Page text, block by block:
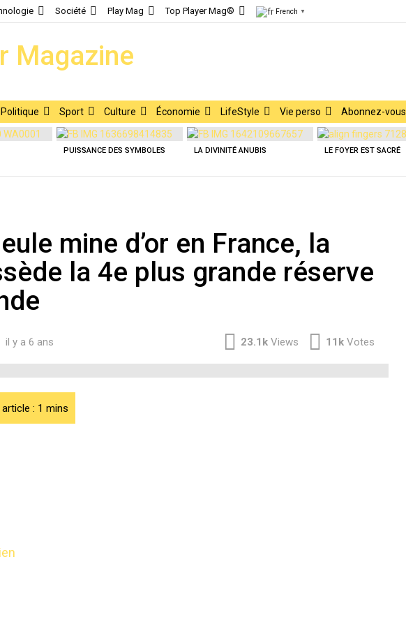
Société Play Mag Top Player Mag® French ▼
Politique Sport Culture Économie LifeStyle Vie perso Abonnez-vous
PUISSANCE DES SYMBOLES LA DIVINITÉ ANUBIS LE FOYER EST SACRÉ
mine d’or en France, la
la 4e plus grande réserve
il y a 6 ans 23.1k Views 11k Votes